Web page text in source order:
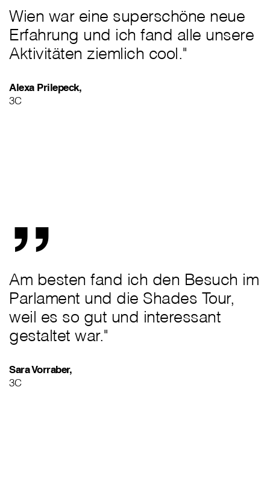
Wien war eine superschöne neue
Erfahrung und ich fand alle unsere
Aktivitäten ziemlich cool."
Alexa Prilepeck,
3C
„
Am besten fand ich den Besuch im
Parlament und die Shades Tour,
weil es so gut und interessant
gestaltet war."
Sara Vorraber,
3C